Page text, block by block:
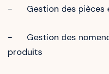
- Gestion des pièces
- Gestion des
produits